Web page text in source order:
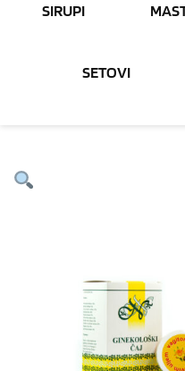
SIRUPI
SETOVI